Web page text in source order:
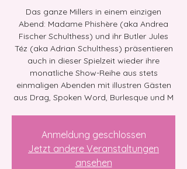
Das ganze Millers in einem einzigen
Abend: Madame Phishère (aka Andrea
Fischer Schulthess) und ihr Butler Jules
Téz (aka Adrian Schulthess) präsentieren
auch in dieser Spielzeit wieder ihre
monatliche Show-Reihe aus stets
einmaligen Abenden mit illustren Gästen
aus Drag, Spoken Word, Burlesque und M
Anmeldung geschlossen
Jetzt andere Veranstaltungen
ansehen